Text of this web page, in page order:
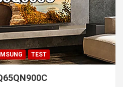
TEST